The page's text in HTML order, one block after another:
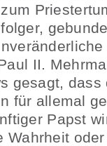
II.
gesagt, dass
für allemal
Papst
Wahrheit